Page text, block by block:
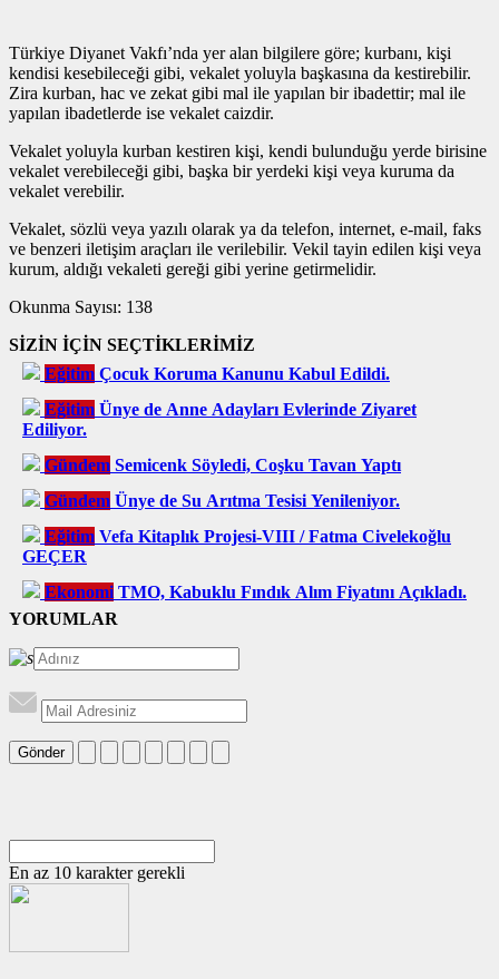
Türkiye Diyanet Vakfı’nda yer alan bilgilere göre; kurbanı, kişi
kendisi kesebileceği gibi, vekalet yoluyla başkasına da kestirebilir.
Zira kurban, hac ve zekat gibi mal ile yapılan bir ibadettir; mal ile
yapılan ibadetlerde ise vekalet caizdir.
Vekalet yoluyla kurban kestiren kişi, kendi bulunduğu yerde birisine
vekalet verebileceği gibi, başka bir yerdeki kişi veya kuruma da
vekalet verebilir.
Vekalet, sözlü veya yazılı olarak ya da telefon, internet, e-mail, faks
ve benzeri iletişim araçları ile verilebilir. Vekil tayin edilen kişi veya
kurum, aldığı vekaleti gereği gibi yerine getirmelidir.
Okunma Sayısı: 138
SİZİN İÇİN SEÇTİKLERİMİZ
Eğitim Çocuk Koruma Kanunu Kabul Edildi.
Eğitim Ünye de Anne Adayları Evlerinde Ziyaret
Ediliyor.
Gündem Semicenk Söyledi, Coşku Tavan Yaptı
Gündem Ünye de Su Arıtma Tesisi Yenileniyor.
Eğitim Vefa Kitaplık Projesi-VIII / Fatma Civelekoğlu
GEÇER
Ekonomi TMO, Kabuklu Fındık Alım Fiyatını Açıkladı.
YORUMLAR
Gönder
En az 10 karakter gerekli